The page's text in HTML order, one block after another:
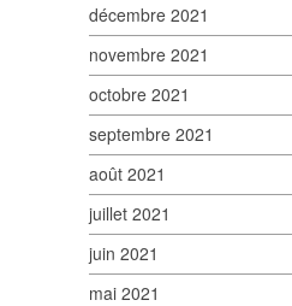
décembre 2021
novembre 2021
octobre 2021
septembre 2021
août 2021
juillet 2021
juin 2021
mai 2021